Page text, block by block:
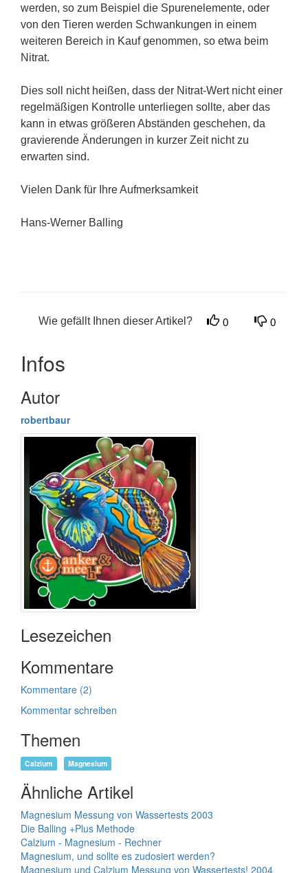
werden, so zum Beispiel die Spurenelemente, oder
von den Tieren werden Schwankungen in einem
weiteren Bereich in Kauf genommen, so etwa beim
Nitrat.
Dies soll nicht heißen, dass der Nitrat-Wert nicht einer
regelmäßigen Kontrolle unterliegen sollte, aber das
kann in etwas größeren Abständen geschehen, da
gravierende Änderungen in kurzer Zeit nicht zu
erwarten sind.
Vielen Dank für Ihre Aufmerksamkeit
Hans-Werner Balling
Wie gefällt Ihnen dieser Artikel? 0 0
Infos
Autor
robertbaur
Lesezeichen
Kommentare
Kommentare (2)
Kommentar schreiben
Themen
Calzium Magnesium
Ähnliche Artikel
Magnesium Messung von Wassertests 2003
Die Balling +Plus Methode
Calzium - Magnesium - Rechner
Magnesium, und sollte es zudosiert werden?
Magnesium und Calzium Messung von Wassertests! 2004